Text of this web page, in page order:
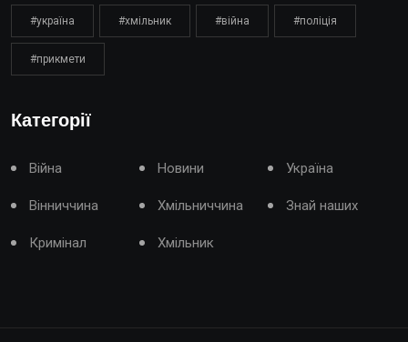
#україна #хмільник #війна #поліція
#прикмети
Категорії
Війна Новини Україна
Вінниччина Хмільниччина Знай наших
Кримінал Хмільник